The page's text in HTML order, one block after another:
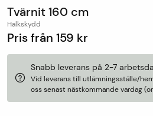
Tvärnit 160 cm
Halkskydd
Pris från 159 kr
Snabb leverans på 2-7
Vid leverans till utlämningsställe/
oss senast nästkommande vardag